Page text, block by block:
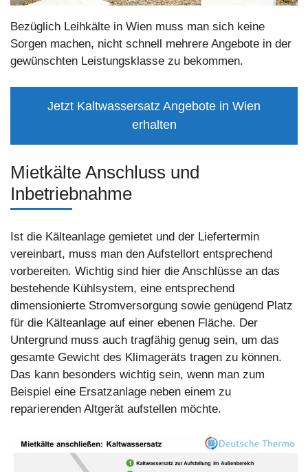
Bezüglich Leihkälte in Wien muss man sich keine
Sorgen machen, nicht schnell mehrere Angebote in der
gewünschten Leistungsklasse zu bekommen.
Jetzt Kaltwassersatz Angebote in Wien
erhalten
Mietkälte Anschluss und
Inbetriebnahme
Ist die Kälteanlage gemietet und der Liefertermin
vereinbart, muss man den Aufstellort entsprechend
vorbereiten. Wichtig sind hier die Anschlüsse an das
bestehende Kühlsystem, eine entsprechend
dimensionierte Stromversorgung sowie genügend Platz
für die Kälteanlage auf einer ebenen Fläche. Der
Untergrund muss auch tragfähig genug sein, um das
gesamte Gewicht des Klimageräts tragen zu können.
Das kann besonders wichtig sein, wenn man zum
Beispiel eine Ersatzanlage neben einem zu
reparierenden Altgerät aufstellen möchte.